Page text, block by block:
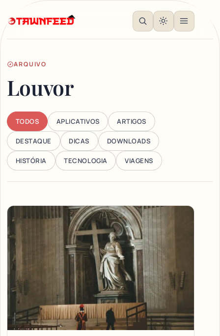
ARQUIVO
Louvor
TODOS APLICATIVOS ARTIGOS
DESTAQUE DICAS DOWNLOADS
HISTÓRIA TECNOLOGIA VIAGENS
Articles